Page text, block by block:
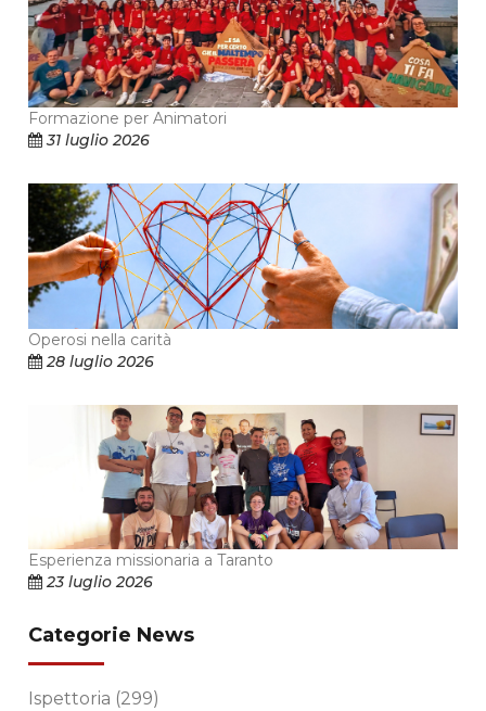
Formazione per Animatori
31 luglio 2026
Operosi nella carità
28 luglio 2026
Esperienza missionaria a Taranto
23 luglio 2026
Categorie News
Ispettoria (299)